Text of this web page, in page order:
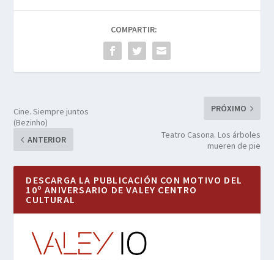
COMPARTIR:
Cine. Siempre juntos
(Bezinho)
ANTERIOR
PRÓXIMO
Teatro Casona. Los árboles
mueren de pie
DESCARGA LA PUBLICACIÓN CON MOTIVO DEL
10º ANIVERSARIO DE VALEY CENTRO
CULTURAL